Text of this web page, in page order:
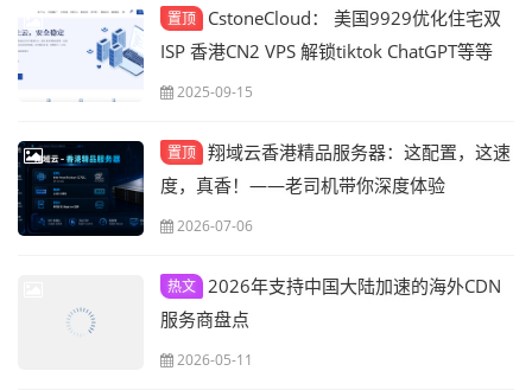
置顶
CstoneCloud： 美国9929优化住宅双
ISP 香港CN2 VPS 解锁tiktok ChatGPT等等
月付九折 年付七五折
2025-09-15
置顶 翔域云香港精品服务器：这配置，这速
度，真香！——老司机带你深度体验
2026-07-06
热文 2026年支持中国大陆加速的海外CDN
服务商盘点
2026-05-11